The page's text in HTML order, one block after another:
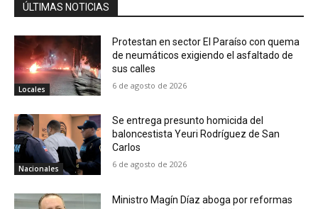
ÚLTIMAS NOTICIAS
Locales
Protestan en sector El Paraíso con quema
de neumáticos exigiendo el asfaltado de
sus calles
6 de agosto de 2026
Nacionales
Se entrega presunto homicida del
baloncestista Yeuri Rodríguez de San
Carlos
6 de agosto de 2026
Ministro Magín Díaz aboga por reformas